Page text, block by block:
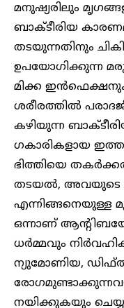
മനുഷ്യരിലും
ബാക്ടീരിയ
തടയുന്നതിനും
ഉപയോഗിക്കുന്ന
മിക്ക
ശരീരത്തിൽ
കഴിയുന്ന
ഗകാരികളായ
ഭിത്തിയെ
തടയൽ, അവയുടെ
എന്നിങ്ങനെയുള്ള
ഒന്നാണ്
ധർമ്മവും
ന്യുമോണിയ,
നയിക്കുകയും